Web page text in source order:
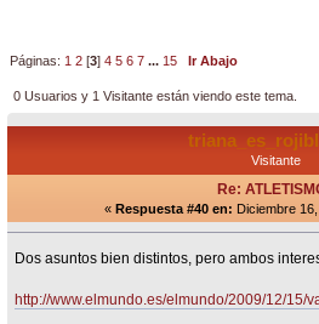
Páginas: 1 2 [3]4 5 6 7 ... 15 Ir Abajo
0 Usuarios y 1 Visitante están viendo este tema.
Visitante
Re:
« Respuesta #40 en: Diciembre
Dos asuntos bien distintos, pero ambos
http://www.elmundo.es/elmundo/2009/12/15/